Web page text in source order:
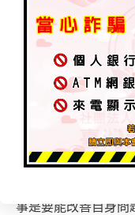
本宮奉獻多年信徒
走一間宮廟有能力
把錢在執著冤親、
每件事都是這些問題
任何事神明所指示
再來處理即可，本
有問題要能對症下
事是要能改善自身問